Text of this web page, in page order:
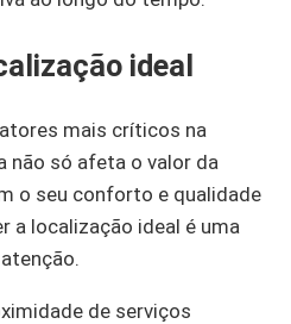
ideal
mais críticos na
não só afeta o valor da
o seu conforto e qualidade
a localização ideal é uma
de serviços